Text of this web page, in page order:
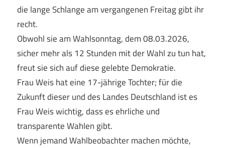
die lange Schlange am vergangenen Freitag gibt ihr
recht.
Obwohl sie am Wahlsonntag, dem 08.03.2026,
sicher mehr als 12 Stunden mit der Wahl zu tun hat,
freut sie sich auf diese gelebte Demokratie.
Frau Weis hat eine 17-jährige Tochter; für die
Zukunft dieser und des Landes Deutschland ist es
Frau Weis wichtig, dass es ehrliche und
transparente Wahlen gibt.
Wenn jemand Wahlbeobachter machen möchte,